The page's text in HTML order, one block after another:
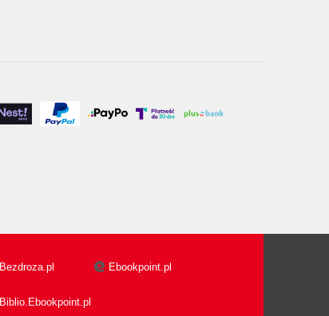
Bezdroza.pl Ebookpoint.pl
Biblio.Ebookpoint.pl